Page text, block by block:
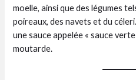
moelle, ainsi que des légumes
poireaux, des navets et du
une sauce appelée « sauce
moutarde.